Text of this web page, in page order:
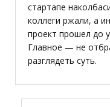
стартапе
коллеги ржали, а
проект прошел до
Главное — не
разглядеть суть.